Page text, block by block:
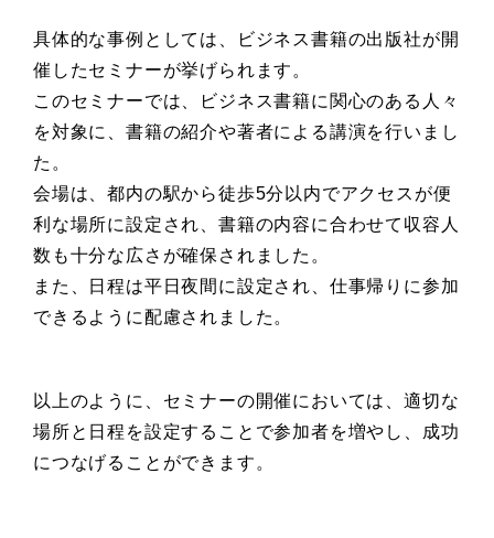
具体的な事例としては、ビジネス書籍の出版社が開
催したセミナーが挙げられます。
このセミナーでは、ビジネス書籍に関心のある人々
を対象に、書籍の紹介や著者による講演を行いまし
た。
会場は、都内の駅から徒歩5分以内でアクセスが便
利な場所に設定され、書籍の内容に合わせて収容人
数も十分な広さが確保されました。
また、日程は平日夜間に設定され、仕事帰りに参加
できるように配慮されました。
以上のように、セミナーの開催においては、適切な
場所と日程を設定することで参加者を増やし、成功
につなげることができます。